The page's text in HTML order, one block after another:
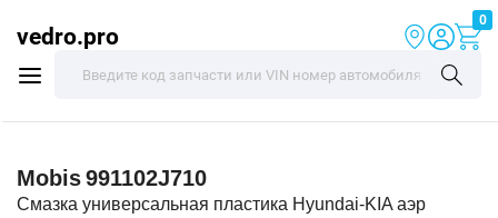
vedro.pro
0
Mobis991102J710
Смазка универсальная пластика Hyundai-KIA аэр